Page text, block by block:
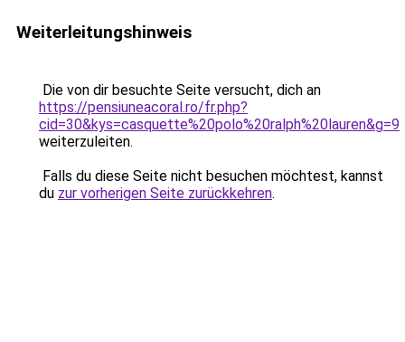
Weiterleitungshinweis
Die von dir besuchte Seite versucht, dich an
https://pensiuneacoral.ro/fr.php?
cid=30&kys=casquette%20polo%20ralph%20lauren&g=9
weiterzuleiten.
Falls du diese Seite nicht besuchen möchtest, kannst
du zur vorherigen Seite zurückkehren.